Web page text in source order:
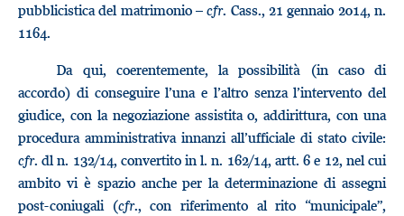
pubblicistica del matrimonio –cfr. Cass., 21 gennaio 2014, n.
1164.
Da qui, coerentemente, la possibilità (in caso di
accordo) di conseguire l’una e l’altro senza l’intervento del
giudice, con la negoziazione assistita o, addirittura, con una
procedura amministrativa innanzi all’ufficiale di stato civile:
cfr. dl n. 132/14, convertito in l. n. 162/14, artt. 6 e 12, nel cui
ambito vi è spazio anche per la determinazione di assegni
post-coniugali (cfr., con riferimento al rito “municipale”,